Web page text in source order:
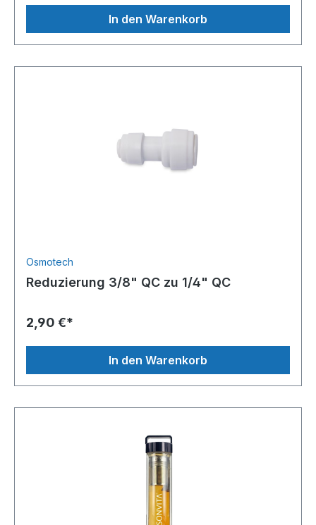
In den Warenkorb
Osmotech
Reduzierung 3/8" QC zu 1/4" QC
2,90 €*
In den Warenkorb